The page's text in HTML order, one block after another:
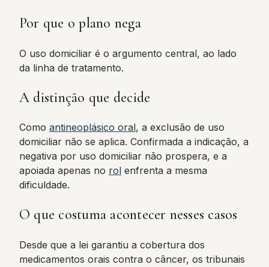
Por que o plano nega
O uso domiciliar é o argumento central, ao lado
da linha de tratamento.
A distinção que decide
Como antineoplásico oral, a exclusão de uso
domiciliar não se aplica. Confirmada a indicação, a
negativa por uso domiciliar não prospera, e a
apoiada apenas no rol enfrenta a mesma
dificuldade.
O que costuma acontecer nesses casos
Desde que a lei garantiu a cobertura dos
medicamentos orais contra o câncer, os tribunais